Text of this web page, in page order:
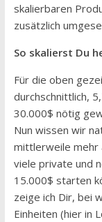
skalierbaren
zusätzlich
So skalierst Du
Für die oben
durchschnittlich,
30.000$ nötig
Nun wissen wir
mittlerweile mehr
viele private und
15.000$ starten
zeige ich Dir, bei
Einheiten (hier in